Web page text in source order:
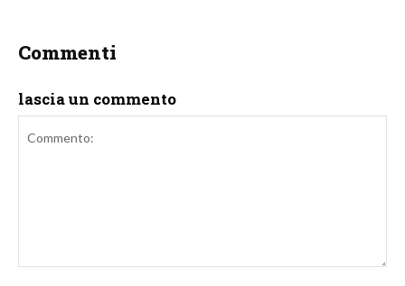
Commenti
lascia un commento